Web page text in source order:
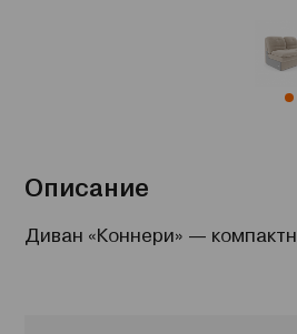
Описание
Диван «Коннери» —